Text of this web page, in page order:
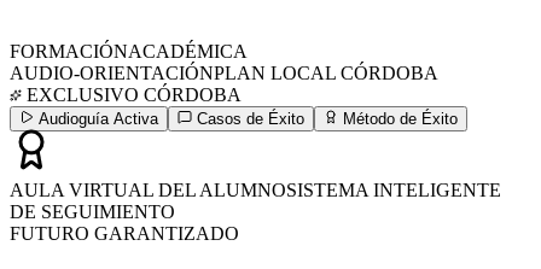
FORMACIÓNACADÉMICA
AUDIO-ORIENTACIÓNPLAN LOCAL CÓRDOBA
EXCLUSIVO CÓRDOBA
Audioguía Activa Casos de Éxito Método de Éxito
AULA VIRTUAL DEL ALUMNOSISTEMA INTELIGENTE
DE SEGUIMIENTO
FUTURO GARANTIZADO